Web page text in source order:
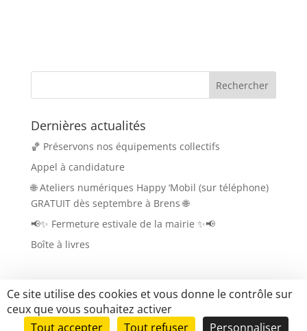
Dernières actualités
🏀 Préservons nos équipements collectifs
Appel à candidature
🌐 Ateliers numériques Happy ‘Mobil (sur téléphone)
GRATUIT dès septembre à Brens 🌐
📢✨ Fermeture estivale de la mairie ✨📢
Boîte à livres
Ce site utilise des cookies et vous donne le contrôle sur
ceux que vous souhaitez activer
Tout accepter
Tout refuser Personnaliser